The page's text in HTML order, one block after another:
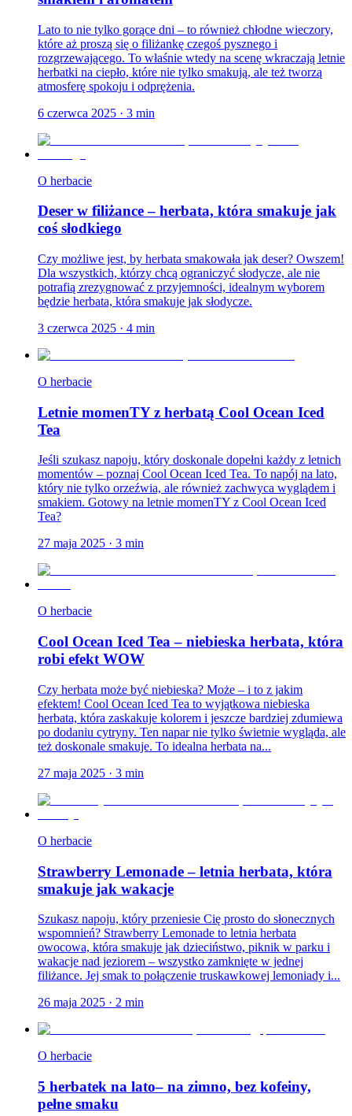
Lato to nie tylko gorące dni – to również chłodne wieczory,
które aż proszą się o filiżankę czegoś pysznego i
rozgrzewającego. To właśnie wtedy na scenę wkraczają letnie
herbatki na ciepło, które nie tylko smakują, ale też tworzą
atmosferę spokoju i odprężenia.
6 czerwca 2025 · 3 min
O herbacie
Deser w filiżance – herbata, która smakuje jak
coś słodkiego
Czy możliwe jest, by herbata smakowała jak deser? Owszem!
Dla wszystkich, którzy chcą ograniczyć słodycze, ale nie
potrafią zrezygnować z przyjemności, idealnym wyborem
będzie herbata, która smakuje jak słodycze.
3 czerwca 2025 · 4 min
O herbacie
Letnie momenTY z herbatą Cool Ocean Iced
Tea
Jeśli szukasz napoju, który doskonale dopełni każdy z letnich
momentów – poznaj Cool Ocean Iced Tea. To napój na lato,
który nie tylko orzeźwia, ale również zachwyca wyglądem i
smakiem. Gotowy na letnie momenTY z Cool Ocean Iced
Tea?
27 maja 2025 · 3 min
O herbacie
Cool Ocean Iced Tea – niebieska herbata, która
robi efekt WOW
Czy herbata może być niebieska? Może – i to z jakim
efektem! Cool Ocean Iced Tea to wyjątkowa niebieska
herbata, która zaskakuje kolorem i jeszcze bardziej zdumiewa
po dodaniu cytryny. Ten napar nie tylko świetnie wygląda, ale
też doskonale smakuje. To idealna herbata na...
27 maja 2025 · 3 min
O herbacie
Strawberry Lemonade – letnia herbata, która
smakuje jak wakacje
Szukasz napoju, który przeniesie Cię prosto do słonecznych
wspomnień? Strawberry Lemonade to letnia herbata
owocowa, która smakuje jak dzieciństwo, piknik w parku i
wakacje nad jeziorem – wszystko zamknięte w jednej
filiżance. Jej smak to połączenie truskawkowej lemoniady i...
26 maja 2025 · 2 min
O herbacie
5 herbatek na lato– na zimno, bez kofeiny,
pełne smaku